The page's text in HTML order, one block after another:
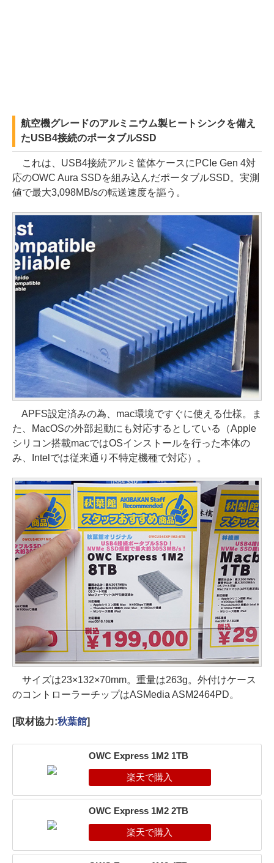
航空機グレードのアルミニウム製ヒートシンクを備え
たUSB4接続のポータブルSSD
これは、USB4接続アルミ筐体ケースにPCIe Gen 4対
応のOWC Aura SSDを組み込んだポータブルSSD。実測
値で最大3,098MB/sの転送速度を謳う。
APFS設定済みの為、mac環境ですぐに使える仕様。ま
た、MacOSの外部起動にも対応するとしている（Apple
シリコン搭載macではOSインストールを行った本体の
み、Intelでは従来通り不特定機種で対応）。
サイズは23×132×70mm。重量は263g。外付けケース
のコントローラーチップはASMedia ASM2464PD。
[取材協力:秋葉館]
OWC Express 1M2 1TB
OWC Express 1M2 2TB